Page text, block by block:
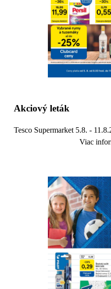
Detaily
Akciový leták
Tesco Supermarket 5.8. -
Viac